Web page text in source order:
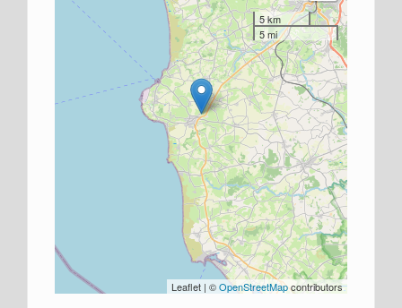
5 km
5 mi
Leaflet | ©OpenStreetMapcontributors